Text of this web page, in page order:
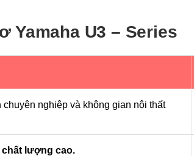
Yamaha U3 – Series
nghiệp và không gian nội thất
lượng cao.